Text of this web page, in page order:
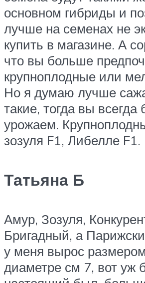
основном гибриды и
лучше на семенах не
купить в магазине. А
что вы больше
крупноплодные или
Но я думаю лучше
такие, тогда вы всегда
урожаем.
зозуля F1, Либелле F1.​
Татьяна Б
​Амур, Зозуля,
Бригадный, а
у меня вырос
диаметре см 7, вот уж